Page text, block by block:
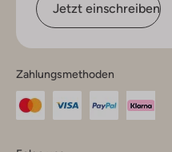
Jetzt einschreiben
Zahlungsmethoden